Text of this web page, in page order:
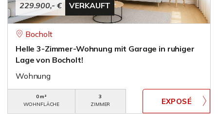
229.900,- € VERKAUFT
Bocholt
Helle 3-Zimmer-Wohnung mit Garage in ruhiger
Lage von Bocholt!
Wohnung
0 m²
WOHNFLÄCHE
3
ZIMMER